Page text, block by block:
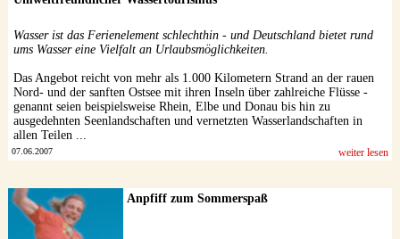
Wasser ist das Ferienelement schlechthin - und Deutschland bietet rund
ums Wasser eine Vielfalt an Urlaubsmöglichkeiten.
Das Angebot reicht von mehr als 1.000 Kilometern Strand an der rauen
Nord- und der sanften Ostsee mit ihren Inseln über zahlreiche Flüsse -
genannt seien beispielsweise Rhein, Elbe und Donau bis hin zu
ausgedehnten Seenlandschaften und vernetzten Wasserlandschaften in
allen Teilen ...
07.06.2007 weiter lesen
Anpfiff zum Sommerspaß